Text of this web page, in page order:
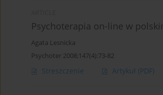
Psychoterapia on-line w
Agata Lesnicka
Psychoter 2008;147(4):73-82
Streszczenie Artykuł (PDF)